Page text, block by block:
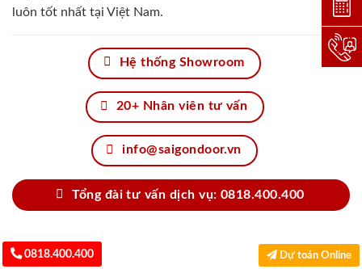
luôn tốt nhất tại Việt Nam.
Hệ thống Showroom
20+ Nhân viên tư vấn
info@saigondoor.vn
Tổng đài tư vấn dịch vụ: 0818.400.400
0818.400.400 Dự toán Online
Dự